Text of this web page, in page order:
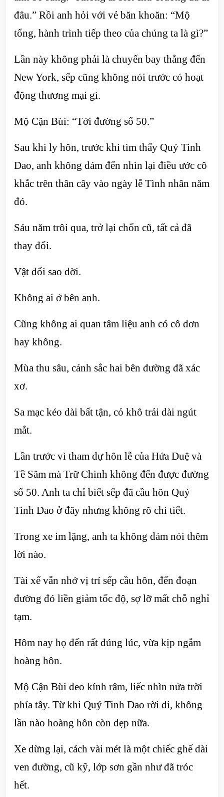
đâu.” Rồi anh hỏi với vẻ băn khoăn: “Mộ
tổng, hành trình tiếp theo của chúng ta là gì?”
Lần này không phải là chuyến bay thẳng đến
New York, sếp cũng không nói trước có hoạt
động thương mại gì.
Mộ Cận Bùi: “Tới đường số 50.”
Sau khi ly hôn, trước khi tìm thấy Quý Tinh
Dao, anh không dám đến nhìn lại điều ước cô
khắc trên thân cây vào ngày lễ Tình nhân năm
đó.
Sáu năm trôi qua, trở lại chốn cũ, tất cả đã
thay đổi.
Vật đổi sao dời.
Không ai ở bên anh.
Cũng không ai quan tâm liệu anh có cô đơn
hay không.
Mùa thu sâu, cảnh sắc hai bên đường đã xác
xơ.
Sa mạc kéo dài bất tận, cỏ khô trải dài ngút
mắt.
Lần trước vì tham dự hôn lễ của Hứa Duệ và
Tề Sâm mà Trữ Chinh không đến được đường
số 50. Anh ta chỉ biết sếp đã cầu hôn Quý
Tinh Dao ở đây nhưng không rõ chi tiết.
Trong xe im lặng, anh ta không dám nói thêm
lời nào.
Tài xế vẫn nhớ vị trí sếp cầu hôn, đến đoạn
đường đó liền giảm tốc độ, sợ lỡ mất chỗ nghỉ
tạm.
Hôm nay họ đến rất đúng lúc, vừa kịp ngắm
hoàng hôn.
Mộ Cận Bùi đeo kính râm, liếc nhìn nửa trời
phía tây. Từ khi Quý Tinh Dao rời đi, không
lần nào hoàng hôn còn đẹp nữa.
Xe dừng lại, cách vài mét là một chiếc ghế dài
ven đường, cũ kỹ, lớp sơn gần như đã tróc
hết.